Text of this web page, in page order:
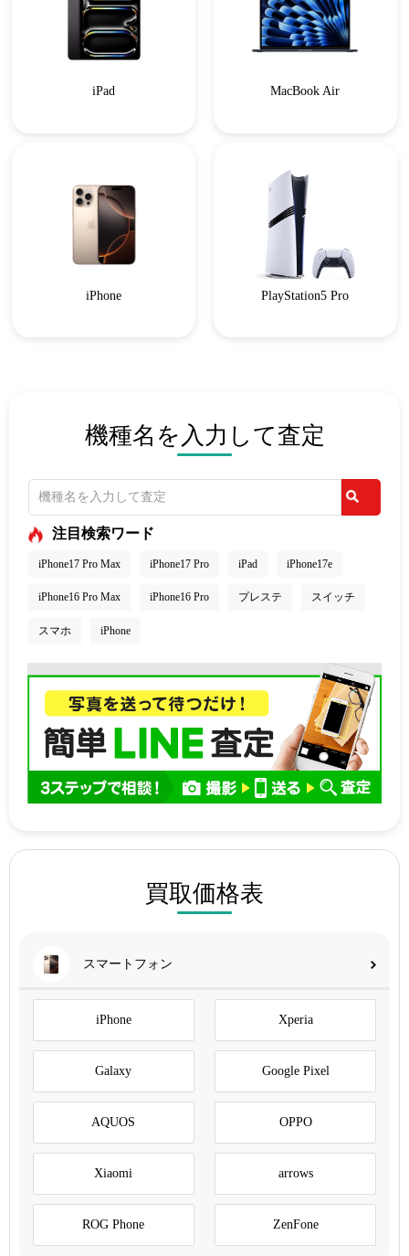
iPad MacBook Air
iPhone PlayStation5 Pro
機種名を入力して査定
注目検索ワード
iPhone17 Pro Max iPhone17 Pro iPad iPhone17e
iPhone16 Pro Max iPhone16 Pro プレステ スイッチ
スマホ iPhone
買取価格表
スマートフォン
iPhone Xperia
Galaxy Google Pixel
AQUOS OPPO
Xiaomi arrows
ROG Phone ZenFone